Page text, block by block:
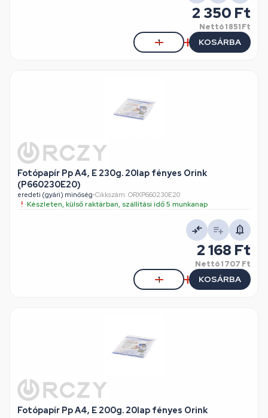
2 350 Ft
Nettó1 851 Ft
KOSÁRBA
Fotópapír Pp A4, E 230g. 20lap fényes Orink
(P660230E20)
eredeti (gyári) minőség•Cikkszám: ORXP660230E20
Készleten, külső raktárban, szállítási idő 5 munkanap
2 168 Ft
Nettó1 707 Ft
KOSÁRBA
Fotópapír Pp A4, E 200g. 20lap fényes Orink